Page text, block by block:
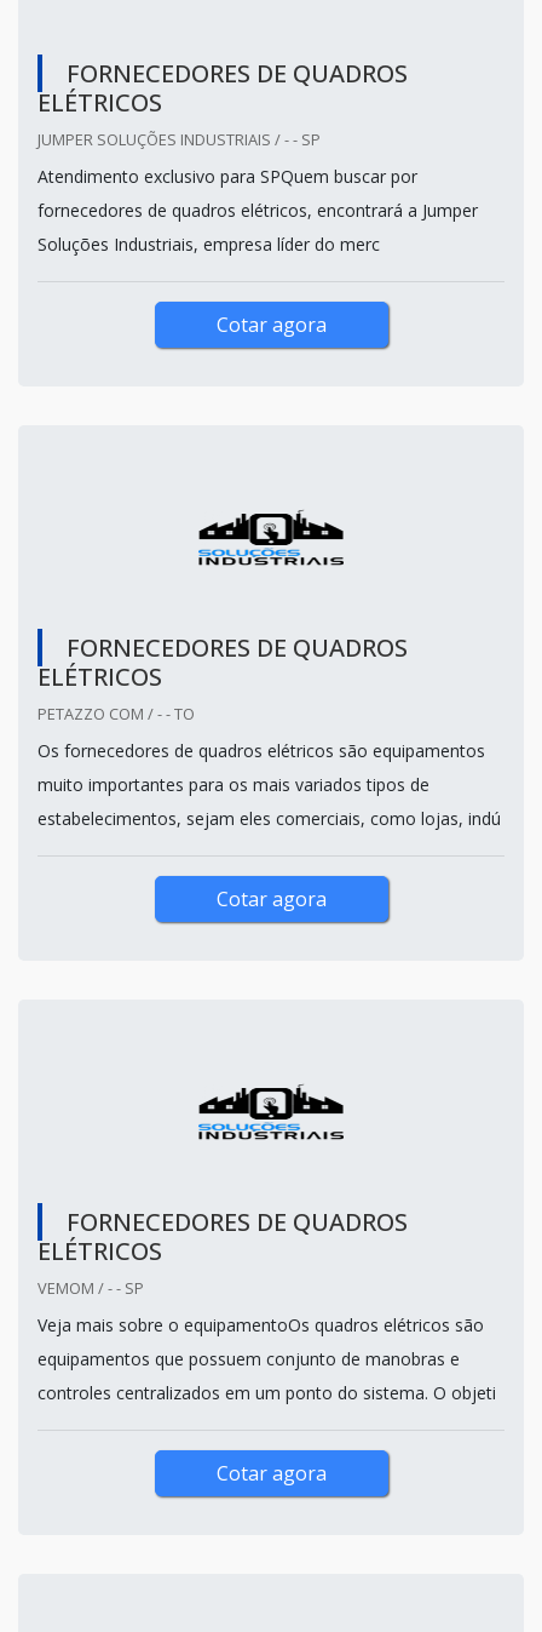
FORNECEDORES DE QUADROS
ELÉTRICOS
JUMPER SOLUÇÕES INDUSTRIAIS / - - SP
Atendimento exclusivo para SPQuem buscar por
fornecedores de quadros elétricos, encontrará a Jumper
Soluções Industriais, empresa líder do merc
Cotar agora
FORNECEDORES DE QUADROS
ELÉTRICOS
PETAZZO COM / - - TO
Os fornecedores de quadros elétricos são equipamentos
muito importantes para os mais variados tipos de
estabelecimentos, sejam eles comerciais, como lojas, indú
Cotar agora
FORNECEDORES DE QUADROS
ELÉTRICOS
VEMOM / - - SP
Veja mais sobre o equipamentoOs quadros elétricos são
equipamentos que possuem conjunto de manobras e
controles centralizados em um ponto do sistema. O objeti
Cotar agora